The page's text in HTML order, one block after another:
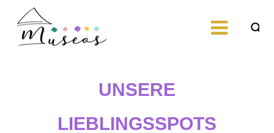
content
UNSERE
LIEBLINGSSPOTS